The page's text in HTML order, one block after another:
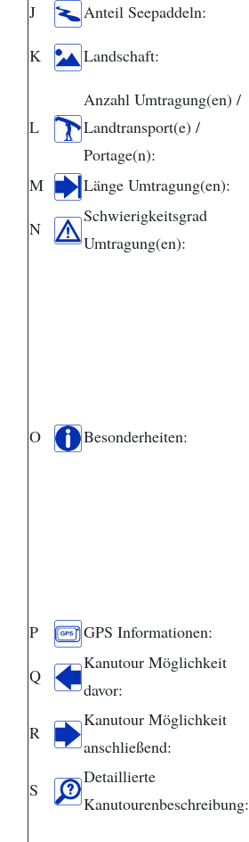
J
Anteil Seepaddeln:
K Landschaft:
L
Anzahl Umtragung(en) /
Landtransport(e) /
Portage(n):
M Länge Umtragung(en):
N
Schwierigkeitsgrad
Umtragung(en):
O Besonderheiten:
P GPS Informationen:
Q
Kanutour Möglichkeit
davor:
R
Kanutour Möglichkeit
anschließend:
S
Detaillierte
Kanutourenbeschreibung: